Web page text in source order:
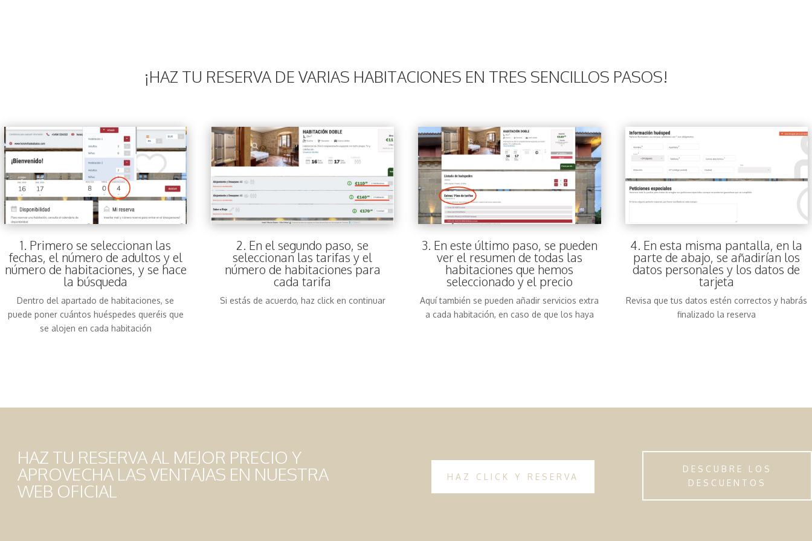
¡HAZ TU RESERVA DE VARIAS HABITACIONES EN TRES SENCILLOS PASOS!
1. Primero se seleccionan las
fechas, el número de adultos y el
número de habitaciones, y se hace
la búsqueda
Dentro del apartado de habitaciones, se
puede poner cuántos huéspedes queréis que
se alojen en cada habitación
2. En el segundo paso, se
seleccionan las tarifas y el
número de habitaciones para
cada tarifa
Si estás de acuerdo, haz click en continuar
3. En este último paso, se pueden
ver el resumen de todas las
habitaciones que hemos
seleccionado y el precio
Aquí también se pueden añadir servicios extra
a cada habitación, en caso de que los haya
4. En esta misma pantalla, en la
parte de abajo, se añadirían los
datos personales y los datos de
tarjeta
Revisa que tus datos estén correctos y habrás
finalizado la reserva
HAZ TU RESERVA AL MEJOR PRECIO Y
APROVECHA LAS VENTAJAS EN NUESTRA
WEB OFICIAL
HAZ CLICK Y RESERVA
DESCUBRE LOS
DESCUENTOS